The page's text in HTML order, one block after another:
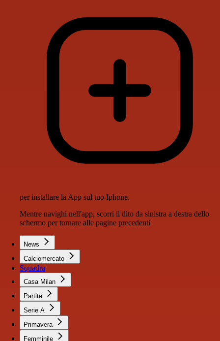
per installare la App sul tuo Iphone.
Mentre navighi nell'app, scorri il dito da sinistra a destra dello
schermo per tornare alle pagine precedenti
News
Calciomercato
Squadra
Casa Milan
Partite
Serie A
Primavera
Femminile